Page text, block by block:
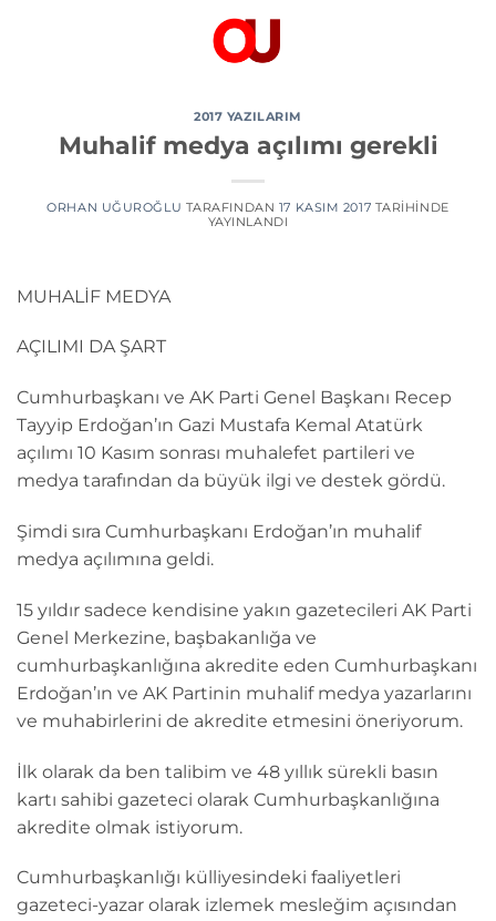
2017 YAZILARIM
Muhalif medya açılımı gerekli
ORHAN UĞUROĞLU TARAFINDAN 17 KASIM 2017 TARIHINDE
YAYINLANDI
MUHALİF MEDYA
AÇILIMI DA ŞART
Cumhurbaşkanı ve AK Parti Genel Başkanı Recep
Tayyip Erdoğan’ın Gazi Mustafa Kemal Atatürk
açılımı 10 Kasım sonrası muhalefet partileri ve
medya tarafından da büyük ilgi ve destek gördü.
Şimdi sıra Cumhurbaşkanı Erdoğan’ın muhalif
medya açılımına geldi.
15 yıldır sadece kendisine yakın gazetecileri AK Parti
Genel Merkezine, başbakanlığa ve
cumhurbaşkanlığına akredite eden Cumhurbaşkanı
Erdoğan’ın ve AK Partinin muhalif medya yazarlarını
ve muhabirlerini de akredite etmesini öneriyorum.
İlk olarak da ben talibim ve 48 yıllık sürekli basın
kartı sahibi gazeteci olarak Cumhurbaşkanlığına
akredite olmak istiyorum.
Cumhurbaşkanlığı külliyesindeki faaliyetleri
gazeteci-yazar olarak izlemek mesleğim açısından